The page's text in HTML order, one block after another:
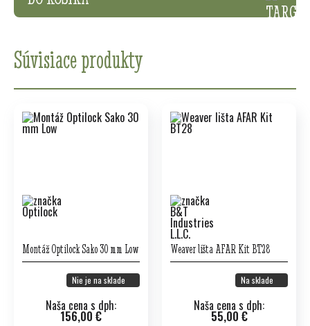
Súvisiace produkty
Montáž Optilock Sako 30 mm Low
Nie je na sklade
Naša cena s dph:
156,00 €
Weaver lišta AFAR Kit BT28
Na sklade
Naša cena s dph:
55,00 €